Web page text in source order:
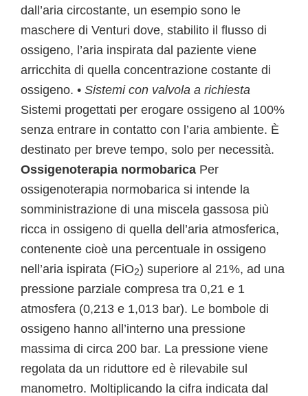
dall’aria circostante, un esempio sono le
maschere di Venturi dove, stabilito il flusso di
ossigeno, l’aria inspirata dal paziente viene
arricchita di quella concentrazione costante di
ossigeno. • Sistemi con valvola a richiesta
Sistemi progettati per erogare ossigeno al 100%
senza entrare in contatto con l’aria ambiente. È
destinato per breve tempo, solo per necessità.
Ossigenoterapia normobarica Per
ossigenoterapia normobarica si intende la
somministrazione di una miscela gassosa più
ricca in ossigeno di quella dell’aria atmosferica,
contenente cioè una percentuale in ossigeno
nell’aria ispirata (FiO2) superiore al 21%, ad una
pressione parziale compresa tra 0,21 e 1
atmosfera (0,213 e 1,013 bar). Le bombole di
ossigeno hanno all’interno una pressione
massima di circa 200 bar. La pressione viene
regolata da un riduttore ed è rilevabile sul
manometro. Moltiplicando la cifra indicata dal